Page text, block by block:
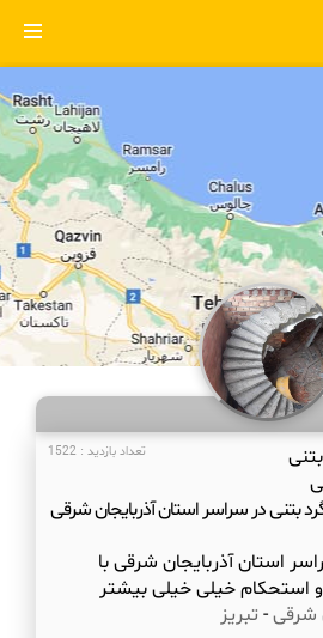
تعداد بازدید : 1522
بتنی در سراسر استان آذربایجان شرقی
استان آذربایجان شرقی با
و استحکام خیلی خیلی بیشتر
شرقی- تبریز